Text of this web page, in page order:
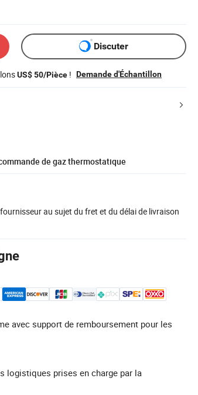
Discuter
US$ 50/Pièce ! Demande d'Échantillon
de gaz thermostatique
au sujet du fret et du délai de livraison
avec support de remboursement pour les
logistiques prises en charge par la